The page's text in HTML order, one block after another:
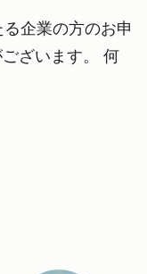
企業の方のお申
ざいます。 何